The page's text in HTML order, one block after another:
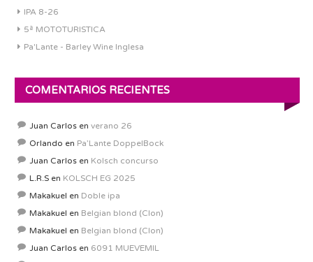
IPA 8-26
5ª MOTOTURISTICA
Pa'Lante - Barley Wine Inglesa
COMENTARIOS RECIENTES
Juan Carlos en verano 26
Orlando en Pa’Lante DoppelBock
Juan Carlos en Kolsch concurso
L.R.S en KOLSCH EG 2025
Makakuel en Doble ipa
Makakuel en Belgian blond (Clon)
Makakuel en Belgian blond (Clon)
Juan Carlos en 6091 MUEVEMIL